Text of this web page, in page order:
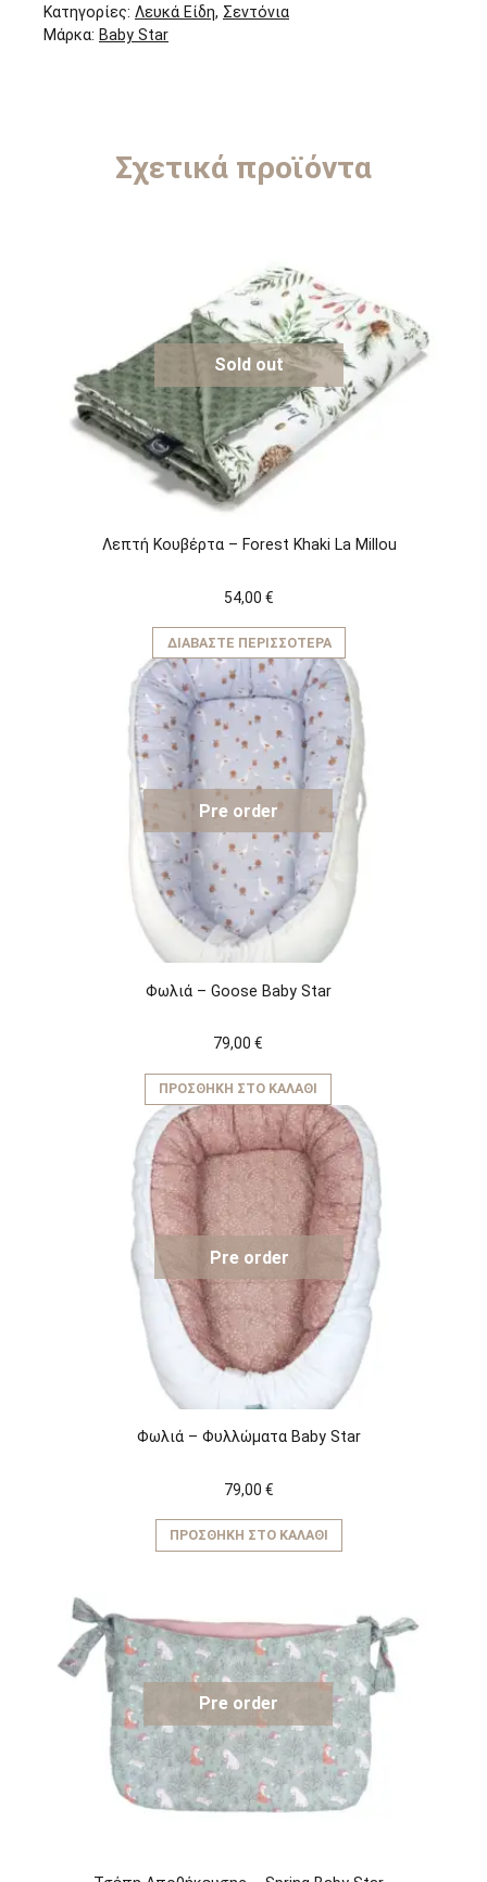
Κατηγορίες: Λευκά Είδη, Σεντόνια
Μάρκα: Baby Star
Σχετικά προϊόντα
Sold out
Λεπτή Κουβέρτα – Forest Khaki La Millou
54,00 €
ΔΙΑΒΆΣΤΕ ΠΕΡΙΣΣΌΤΕΡΑ
Pre order
Φωλιά – Goose Baby Star
79,00 €
ΠΡΟΣΘΉΚΗ ΣΤΟ ΚΑΛΆΘΙ
Pre order
Φωλιά – Φυλλώματα Baby Star
79,00 €
ΠΡΟΣΘΉΚΗ ΣΤΟ ΚΑΛΆΘΙ
Pre order